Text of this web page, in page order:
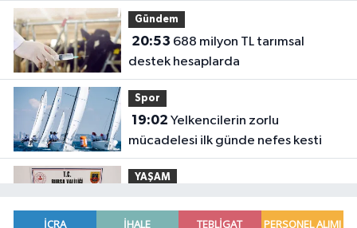
Gündem
20:53
destek hesaplarda
Spor
19:02
mücadelesi ilk günde nefes kesti
YAŞAM
operasyonu! 273 sikke ve 18 obje ele